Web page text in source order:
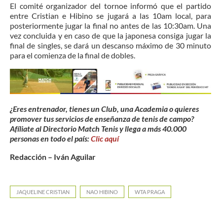
El comité organizador del tornoe informó que el partido
entre Cristian e Hibino se jugará a las 10am local, para
posteriormente jugar la final no antes de las 10:30am. Una
vez concluida y en caso de que la japonesa consiga jugar la
final de singles, se dará un descanso máximo de 30 minuto
para el comienza de la final de dobles.
¿Eres entrenador, tienes un Club, una Academia o quieres
promover tus servicios de enseñanza de tenis de campo?
Afíliate al Directorio Match Tenis y llega a más 40.000
personas en todo el país:Clic aquí
Redacción – Iván Aguilar
JAQUELINE CRISTIAN NAO HIBINO WTA PRAGA